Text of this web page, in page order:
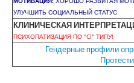
УЛУЧШИТЬ СОЦИАЛЬНЫЙ СТАТУС
КЛИНИЧЕСКАЯ
ПСИХОПАТИЗАЦИЯ ПО "CI" ТИПУ!
Гендерные профили